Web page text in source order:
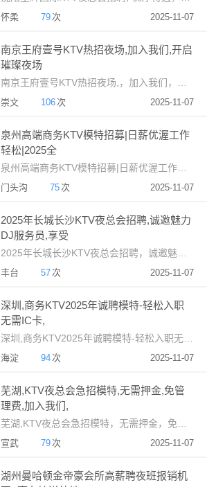
怀柔 79 次 2025-11-07
南京王府壹号KTV热招夜场,加入我们,开启
璀璨夜场
崇文 106 次 2025-11-07
泉州高端商务KTV模特招募|日薪优渥工作
轻松|2025全
泉州高端商务KTV模特招募|日薪优渥工作轻松|2025全新
门头沟 75 次 2025-11-07
2025年长城长沙KTV夜总会招聘,诚邀魅力
DJ服务员,享受
丰台 57 次 2025-11-07
深圳,商务KTV2025年诚聘模特-轻松入职
无需IC卡,
深圳,商务KTV2025年诚聘模特-轻松入职无需IC卡，夜总会
海淀 94 次 2025-11-07
芜湖,KTV夜总会急招模特,无需押金,免管
理费,加入我们,
宣武 79 次 2025-11-07
湖州曼哈顿金帝豪会所高薪聘夜班报销机